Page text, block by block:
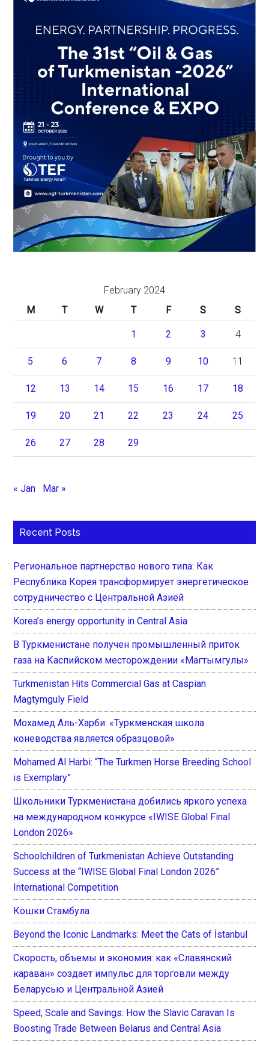
February 2024
M
T W T F S S
1 2 3 4
5 6 7 8 9 10 11
12 13 14 15 16 17 18
19 20 21 22 23 24 25
26 27 28 29
« Jan Mar »
Recent Posts
Региональное партнерство нового типа: Как
Республика Корея трансформирует энергетическое
сотрудничество с Центральной Азией
Korea’s energy opportunity in Central Asia
В Туркменистане получен промышленный приток
газа на Каспийском месторождении «Магтымгулы»
Turkmenistan Hits Commercial Gas at Caspian
Magtymguly Field
Мохамед Аль-Харби: «Туркменская школа
коневодства является образцовой»
Mohamed Al Harbi: “The Turkmen Horse Breeding School
is Exemplary”
Школьники Туркменистана добились яркого успеха
на международном конкурсе «IWISE Global Final
London 2026»
Schoolchildren of Turkmenistan Achieve Outstanding
Success at the “IWISE Global Final London 2026”
International Competition
Кошки Стамбула
Beyond the Iconic Landmarks: Meet the Cats of İstanbul
Скорость, объемы и экономия: как «Славянский
караван» создает импульс для торговли между
Беларусью и Центральной Азией
Speed, Scale and Savings: How the Slavic Caravan Is
Boosting Trade Between Belarus and Central Asia